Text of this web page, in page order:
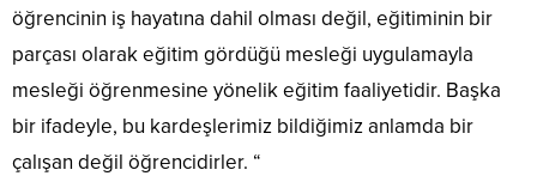
öğrencinin iş hayatına dahil olması değil, eğitiminin bir
parçası olarak eğitim gördüğü mesleği uygulamayla
mesleği öğrenmesine yönelik eğitim faaliyetidir. Başka
bir ifadeyle, bu kardeşlerimiz bildiğimiz anlamda bir
çalışan değil öğrencidirler. “